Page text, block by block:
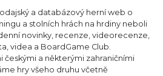
a databázový herní web o
a stolních hrách na hrdiny neboli
denní novinky, recenze, videorecenze,
videa a BoardGame Club.
českými a některými zahraničními
hry všeho druhu včetně